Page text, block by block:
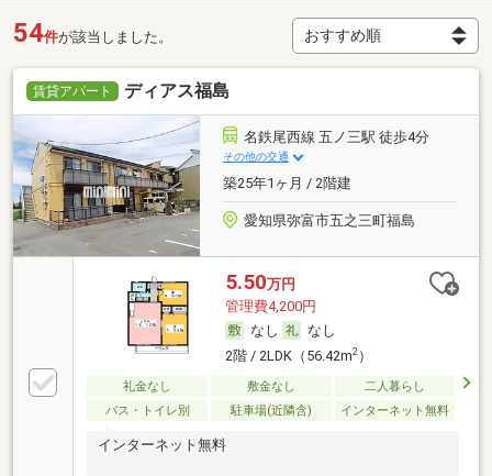
54件が該当しました。
賃貸アパート ディアス福島
名鉄尾西線 五ノ三駅 徒歩4分
その他の交通
築25年1ヶ月 / 2階建
愛知県弥富市五之三町福島
5.50万円
管理費4,200円
なし
なし
2階 / 2LDK（56.42m2）
礼金なし 敷金なし
二人暮らし
バス・トイレ別
駐車場(近隣含) インターネット無料
インターネット無料